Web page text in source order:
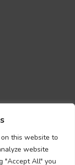
this website to
website
"Accept All" you